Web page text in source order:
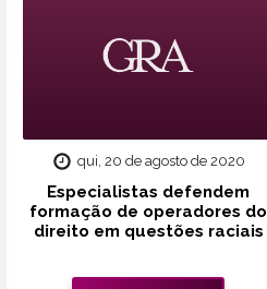
qui, 20 de agosto de 2020
Especialistas defendem
formação de operadores do
direito em questões raciais